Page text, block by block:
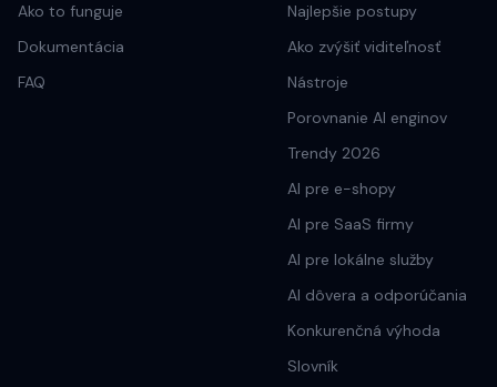
Ako to funguje
Dokumentácia
FAQ
Najlepšie postupy
Ako zvýšiť viditeľnosť
Nástroje
Porovnanie AI enginov
Trendy 2026
AI pre e-shopy
AI pre SaaS firmy
AI pre lokálne služby
AI dôvera a odporúčania
Konkurenčná výhoda
Slovník